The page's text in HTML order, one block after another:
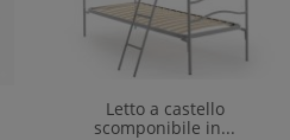
Letto a castello
scomponibile in...